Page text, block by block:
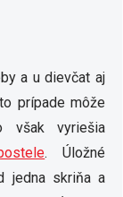
a u dievčat aj
prípade môže
však vyriešia
. Úložné
jedna skriňa a